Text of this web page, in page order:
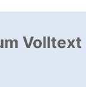
Volltext